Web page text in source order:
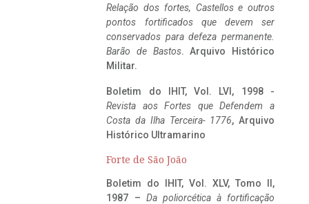
Relação dos fortes, Castellos e outros
pontos fortificados que devem ser
conservados para defeza permanente.
Barão de Bastos. Arquivo Histórico
Militar.
Boletim do IHIT, Vol. LVI, 1998 -
Revista aos Fortes que Defendem a
Costa da Ilha Terceira- 1776, Arquivo
Histórico Ultramarino
Forte de São João
Boletim do IHIT, Vol. XLV, Tomo II,
1987 – Da poliorcética à fortificação